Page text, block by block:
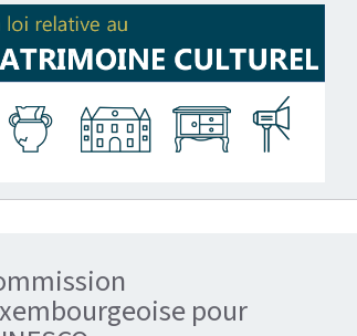
pour